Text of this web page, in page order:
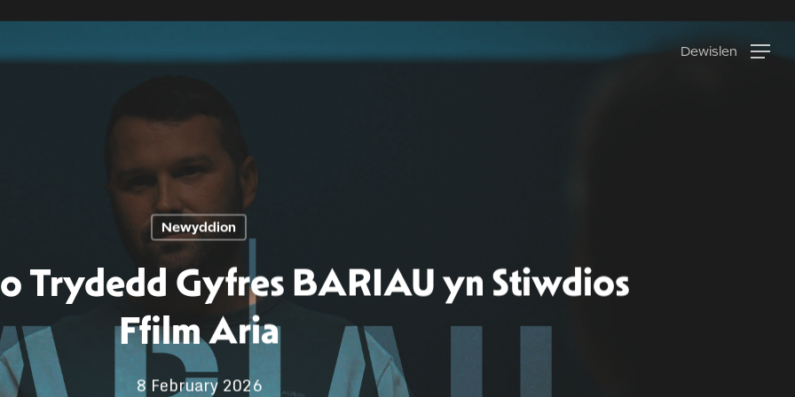
Dewislen
Newyddion
Trydedd Gyfres BARIAU yn Stiwdios
Ffilm Aria
8 February 2026